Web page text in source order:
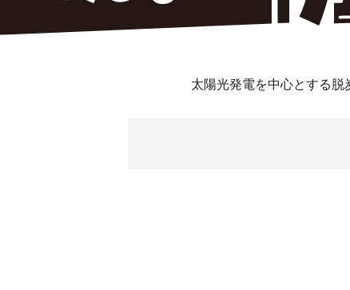
太陽光発電を中心とする